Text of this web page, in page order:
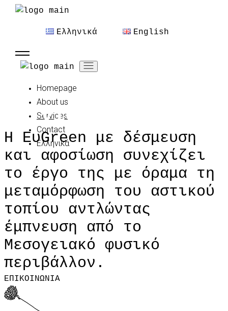
Skip
content
Ελληνικά English
Homepage
About us
Services
Contact
Ελληνικά
Services
Η ΕυGreen με δέσμευση
και αφοσίωση συνεχίζει
το έργο της με όραμα τη
μεταμόρφωση του αστικού
τοπίου αντλώντας
έμπνευση από το
Μεσογειακό φυσικό
περιβάλλον.
ΕΠΙΚΟΙΝΩΝΙΑ